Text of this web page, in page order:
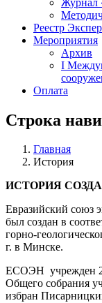
Реестр
Мероприятия
Архив
I
Оплата
Строка
Главная
История
ИСТОРИЯ
Евразийский союз
был создан в
горно-
г. в Минске.
ЕСОЭН учрежден
Общего собрания
избран